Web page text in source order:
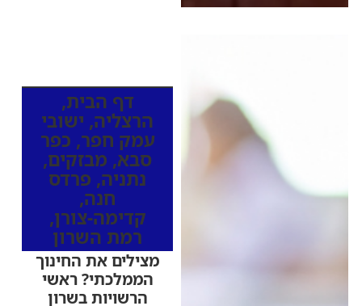
דף הבית,
הרצליה, ישובי
עמק חפר, כפר
סבא, מבזקים,
נתניה, פרדס
חנה,
קדימה-צורן,
רמת השרון
מצילים את החינוך
הממלכתי? ראשי
הרשויות בשרון